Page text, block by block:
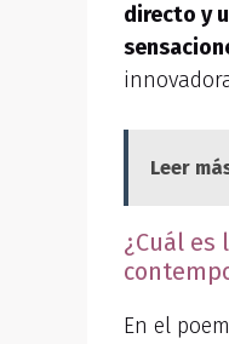
directo y
Leer
¿Cuál es
En el